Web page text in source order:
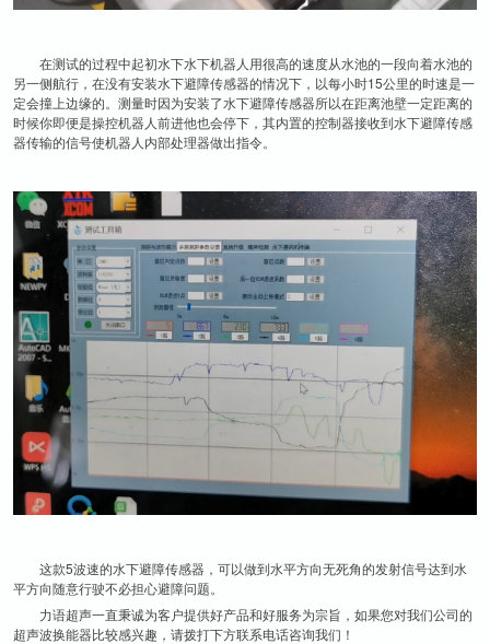
在测试的过程中起初水下水下机器人用很高的速度从水池的一段向着水池的
另一侧航行，在没有安装水下避障传感器的情况下，以每小时15公里的时速是一
定会撞上边缘的。测量时因为安装了水下避障传感器所以在距离池壁一定距离的
时候你即便是操控机器人前进他也会停下，其内置的控制器接收到水下避障传感
器传输的信号使机器人内部处理器做出指令。
这款5波速的水下避障传感器，可以做到水平方向无死角的发射信号达到水
平方向随意行驶不必担心避障问题。
力语超声一直秉诚为客户提供好产品和好服务为宗旨，如果您对我们公司的
超声波换能器比较感兴趣，请拨打下方联系电话咨询我们！